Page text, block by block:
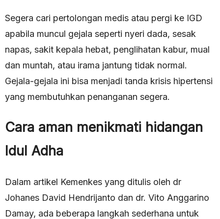
Segera cari pertolongan medis atau pergi ke IGD
apabila muncul gejala seperti nyeri dada, sesak
napas, sakit kepala hebat, penglihatan kabur, mual
dan muntah, atau irama jantung tidak normal.
Gejala-gejala ini bisa menjadi tanda krisis hipertensi
yang membutuhkan penanganan segera.
Cara aman menikmati hidangan
Idul Adha
Dalam artikel Kemenkes yang ditulis oleh dr
Johanes David Hendrijanto dan dr. Vito Anggarino
Damay, ada beberapa langkah sederhana untuk